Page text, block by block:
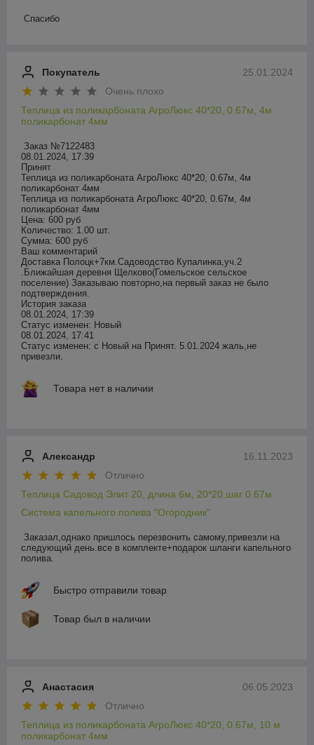
Спасибо
25.01.2024
Покупатель
Очень плохо
Теплица из поликарбоната АгроЛюкс 40*20, 0.67м, 4м
поликарбонат 4мм
Заказ №7122483
08.01.2024, 17:39
Принят
Теплица из поликарбоната АгроЛюкс 40*20, 0.67м, 4м
поликарбонат 4мм
Теплица из поликарбоната АгроЛюкс 40*20, 0.67м, 4м
поликарбонат 4мм
Цена: 600 руб
Количество: 1.00 шт.
Сумма: 600 руб
Ваш комментарий
Доставка Полоцк+7км.Садоводство Купалинка,уч.2
.Ближайшая деревня Щелково(Гомельское сельское
поселение) Заказываю повторно,на первый заказ не было
подтверждения.
История заказа
08.01.2024, 17:39
Статус изменен: Новый
08.01.2024, 17:41
Статус изменен: с Новый на Принят. 5.01.2024 жаль,не
привезли.
Товара нет в наличии
16.11.2023
Александр
Отлично
Теплица Садовод Элит 20, длина 6м, 20*20,шаг 0.67м
Система капельного полива "Огородник"
Заказал,однако пришлось перезвонить самому,привезли на
следующий день.все в комплекте+подарок шланги капельного
полива.
Быстро отправили товар
Товар был в наличии
06.05.2023
Анастасия
Отлично
Теплица из поликарбоната АгроЛюкс 40*20, 0.67м, 10 м
поликарбонат 4мм